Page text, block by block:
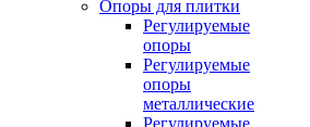
Опоры для плитки
Регулируемые
опоры
Регулируемые
опоры
металлические
Регулируемые